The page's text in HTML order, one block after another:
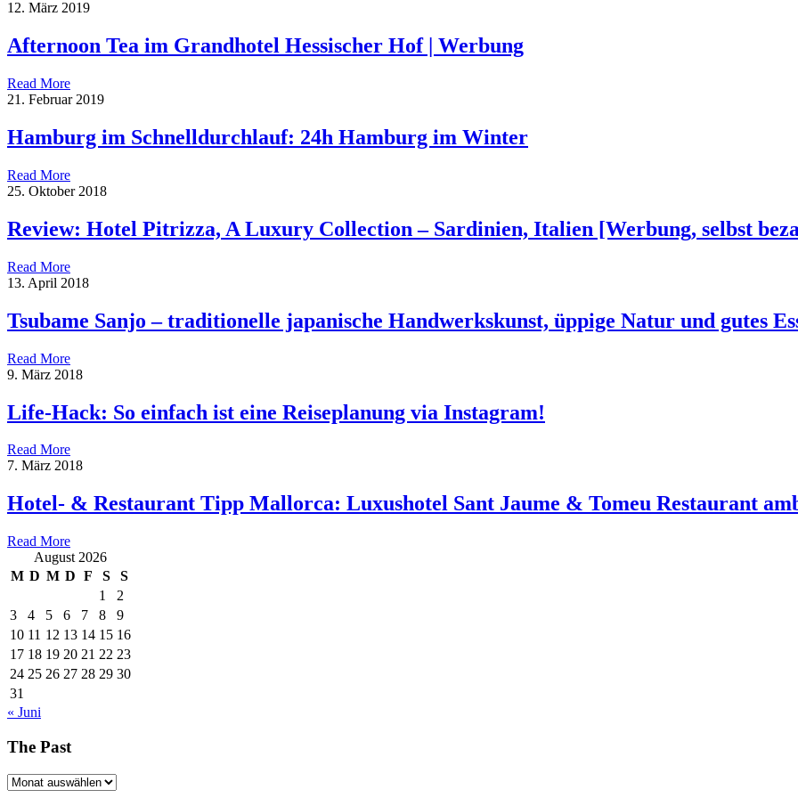
12. März 2019
Afternoon Tea im Grandhotel Hessischer Hof | Werbung
Read More
21. Februar 2019
Hamburg im Schnelldurchlauf: 24h Hamburg im Winter
Read More
25. Oktober 2018
Review: Hotel Pitrizza, A Luxury Collection – Sardinien, Italien [Werbung, selbst
Read More
13. April 2018
Tsubame Sanjo – traditionelle japanische Handwerkskunst, üppige Natur und gutes
Read More
9. März 2018
Life-Hack: So einfach ist eine Reiseplanung via Instagram!
Read More
7. März 2018
Hotel- & Restaurant Tipp Mallorca: Luxushotel Sant Jaume & Tomeu Restaurant
Read More
August 2026
M D M D F S
S
1
2
3
4 5 6 7 8
9
10 11 12 13 14 15 16
17 18 19 20 21 22 23
24 25 26 27 28 29 30
31
« Juni
The Past
The